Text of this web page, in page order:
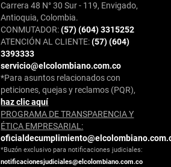
Carrera 48 N° 30 Sur - 119, Envigado,
Antioquia, Colombia.
CONMUTADOR:(57) (604) 3315252
ATENCIÓN AL CLIENTE:(57) (604)
3393333
servicio@elcolombiano.com.co
*Para asuntos relacionados con
peticiones, quejas y reclamos (PQR),
haz clic aquí
PROGRAMA DE TRANSPARENCIA Y
ÉTICA EMPRESARIAL:
*Buzón exclusivo para notificaciones judiciales:
notificacionesjudiciales@elcolombiano.com.co